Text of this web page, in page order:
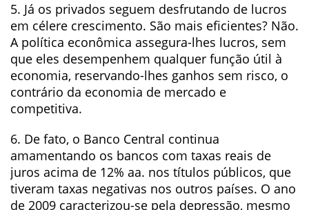
5. Já os privados seguem desfrutando de lucros
em célere crescimento. São mais eficientes? Não.
A política econômica assegura-lhes lucros, sem
que eles desempenhem qualquer função útil à
economia, reservando-lhes ganhos sem risco, o
contrário da economia de mercado e
competitiva.
6. De fato, o Banco Central continua
amamentando os bancos com taxas reais de
juros acima de 12% aa. nos títulos públicos, que
tiveram taxas negativas nos outros países. O ano
de 2009 caracterizou-se pela depressão, mesmo